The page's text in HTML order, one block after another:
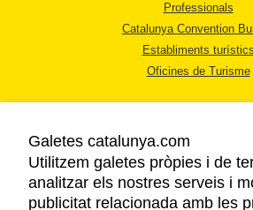
Professionals
Catalunya Convention
Establiments turístics
Oficines de Turisme
AVÍS LEGAL
Galetes catalunya.com
Utilitzem galetes pròpies i de
analitzar els nostres serveis i
publicitat relacionada amb les